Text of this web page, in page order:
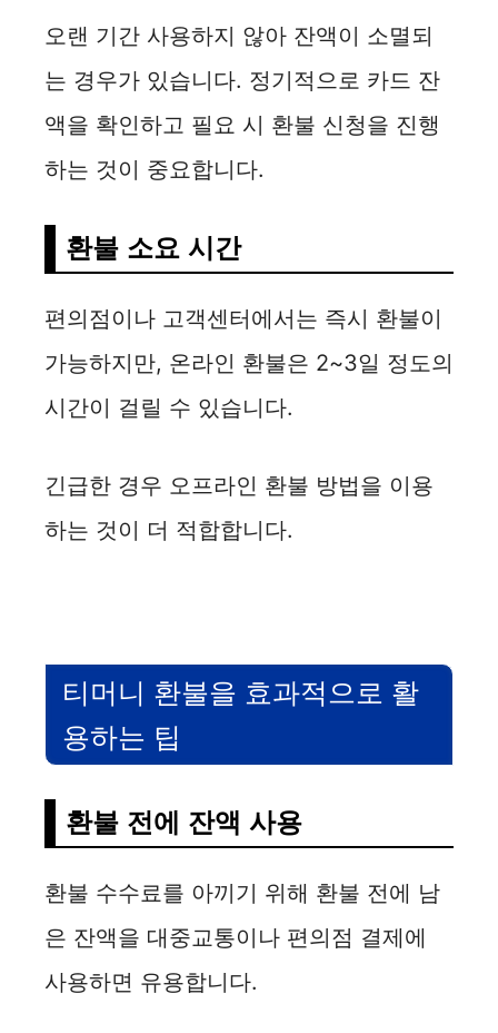
오랜 기간 사용하지 않아 잔액이 소멸되
는 경우가 있습니다. 정기적으로 카드 잔
액을 확인하고 필요 시 환불 신청을 진행
하는 것이 중요합니다.
환불 소요 시간
편의점이나 고객센터에서는 즉시 환불이
가능하지만, 온라인 환불은 2~3일 정도의
시간이 걸릴 수 있습니다.
긴급한 경우 오프라인 환불 방법을 이용
하는 것이 더 적합합니다.
티머니 환불을 효과적으로 활
용하는 팁
환불 전에 잔액 사용
환불 수수료를 아끼기 위해 환불 전에 남
은 잔액을 대중교통이나 편의점 결제에
사용하면 유용합니다.